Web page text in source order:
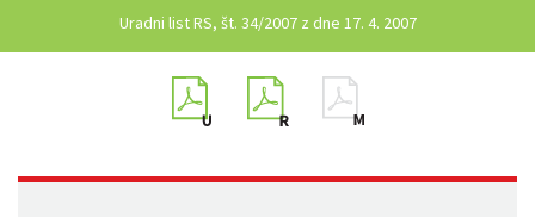
Uradni list RS, št. 34/2007 z dne 17. 4. 2007